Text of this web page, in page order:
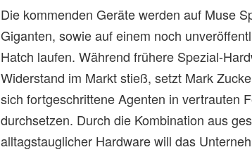
Die kommenden Geräte werden auf Muse
Giganten, sowie auf einem noch
Hatch laufen. Während frühere Spezial-
Widerstand im Markt stieß, setzt Mark
sich fortgeschrittene Agenten in vertrauten
durchsetzen. Durch die Kombination aus
alltagstauglicher Hardware will das